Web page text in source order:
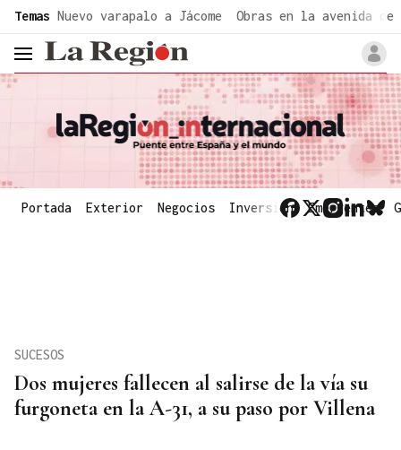
Temas Nuevo varapalo a Jácome Obras en la avenida de
header.menu.open
Portada Exterior Negocios Inversión Emergentes
Dos mujeres fallecen al salirse de la vía su
furgoneta en la A-31, a su paso por Villena
SUCESOS